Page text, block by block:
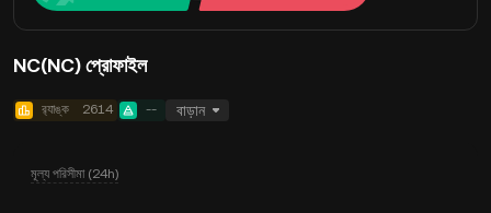
NC(NC) প্রোফাইল
র‍্যাঙ্ক 2614 -- বাড়ান
মূল্য পরিসীমা (24h)